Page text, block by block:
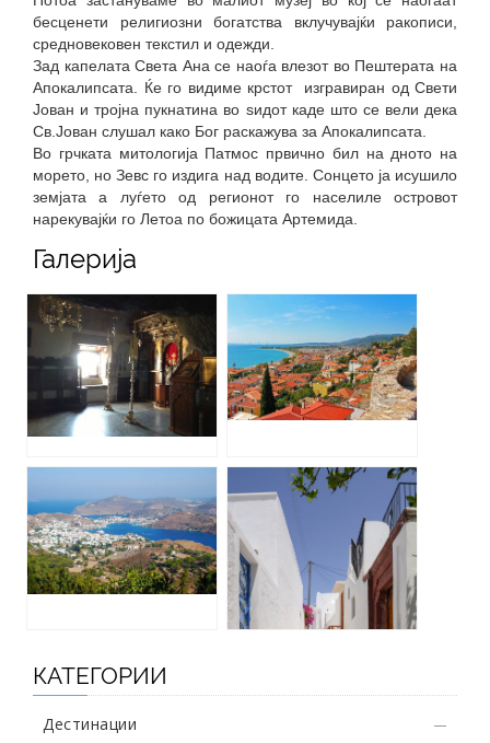
бесценети религиозни богатства вклучувајќи ракописи,
средновековен текстил и одежди.
Зад капелата Света Ана се наоѓа влезот во Пештерата на
Апокалипсата. Ќе го видиме крстот изгравиран од Свети
Јован и тројна пукнатина во ѕидот каде што се вели дека
Св.Јован слушал како Бог раскажува за Апокалипсата.
Во грчката митологија Патмос првично бил на дното на
морето, но Зевс го издига над водите. Сонцето ја исушило
земјата а луѓето од регионот го населиле островот
нарекувајќи го Летоа по божицата Артемида.
Галерија
КАТЕГОРИИ
Дестинации